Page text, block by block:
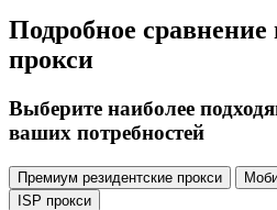
Подробное сравнение
прокси
Выберите наиболее
ваших потребностей
Премиум резидентские прокси
ISP прокси